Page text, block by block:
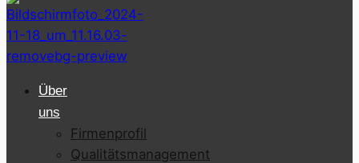
Über
uns
Firmenprofil
Qualitätsmanagement